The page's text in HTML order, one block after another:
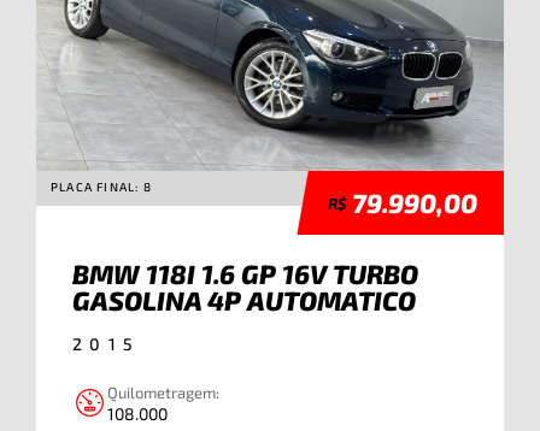
PLACA FINAL: 8
R$ 79.990,00
BMW 118I 1.6 GP 16V TURBO
GASOLINA 4P AUTOMATICO
2015
Quilometragem:
108.000